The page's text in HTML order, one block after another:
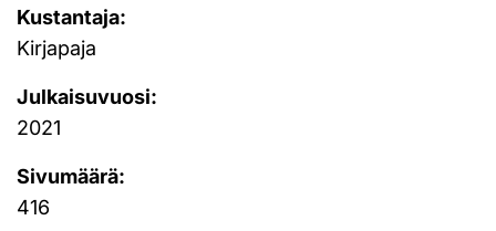
Kustantaja:
Kirjapaja
Julkaisuvuosi:
2021
Sivumäärä:
416